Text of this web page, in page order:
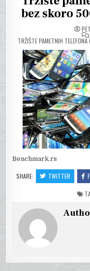
bez skoro
TRŽIŠTE PAMETNIH
Benchmark.rs
SHARE: TWITTER